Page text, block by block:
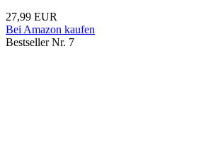
27,99 EUR
Bei Amazon kaufen
Bestseller Nr. 7